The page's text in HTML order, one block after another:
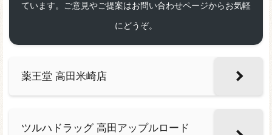
ています。ご意見やご提案はお問い合わせページからお気軽
にどうぞ。
薬王堂 高田米崎店
ツルハドラッグ 高田アップルロード